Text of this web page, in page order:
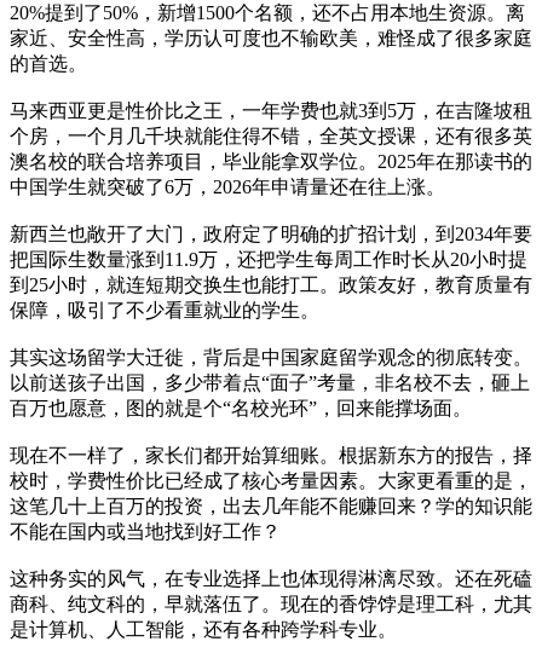
20%提到了50%，新增1500个名额，还不占用本地生资源。离
家近、安全性高，学历认可度也不输欧美，难怪成了很多家庭
的首选。
马来西亚更是性价比之王，一年学费也就3到5万，在吉隆坡租
个房，一个月几千块就能住得不错，全英文授课，还有很多英
澳名校的联合培养项目，毕业能拿双学位。2025年在那读书的
中国学生就突破了6万，2026年申请量还在往上涨。
新西兰也敞开了大门，政府定了明确的扩招计划，到2034年要
把国际生数量涨到11.9万，还把学生每周工作时长从20小时提
到25小时，就连短期交换生也能打工。政策友好，教育质量有
保障，吸引了不少看重就业的学生。
其实这场留学大迁徙，背后是中国家庭留学观念的彻底转变。
以前送孩子出国，多少带着点“面子”考量，非名校不去，砸上
百万也愿意，图的就是个“名校光环”，回来能撑场面。
现在不一样了，家长们都开始算细账。根据新东方的报告，择
校时，学费性价比已经成了核心考量因素。大家更看重的是，
这笔几十上百万的投资，出去几年能不能赚回来？学的知识能
不能在国内或当地找到好工作？
这种务实的风气，在专业选择上也体现得淋漓尽致。还在死磕
商科、纯文科的，早就落伍了。现在的香饽饽是理工科，尤其
是计算机、人工智能，还有各种跨学科专业。